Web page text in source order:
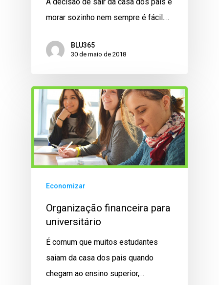
morar sozinho nem sempre é fácil.…
BLU365
30 de maio de 2018
Economizar
Organização financeira para
universitário
É comum que muitos estudantes
saiam da casa dos pais quando
chegam ao ensino superior,…